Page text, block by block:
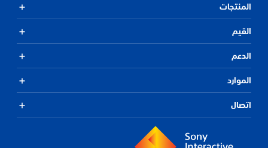
المنتجات
القيم
الدعم
الموارد
اتصال